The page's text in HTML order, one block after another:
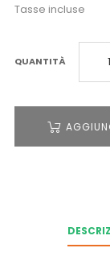
Tasse incluse
QUANTITÀ